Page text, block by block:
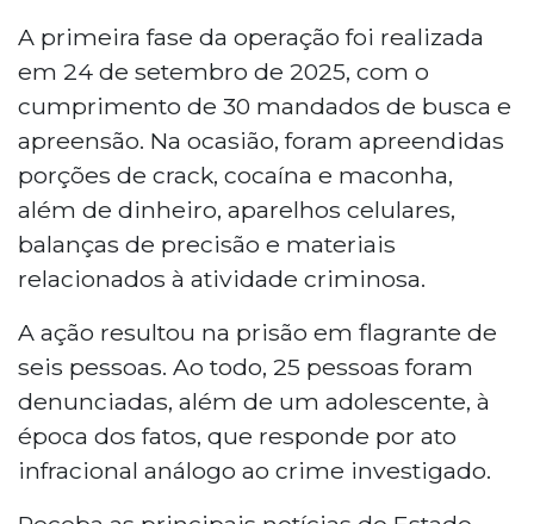
A primeira fase da operação foi realizada
em 24 de setembro de 2025, com o
cumprimento de 30 mandados de busca e
apreensão. Na ocasião, foram apreendidas
porções de crack, cocaína e maconha,
além de dinheiro, aparelhos celulares,
balanças de precisão e materiais
relacionados à atividade criminosa.
A ação resultou na prisão em flagrante de
seis pessoas. Ao todo, 25 pessoas foram
denunciadas, além de um adolescente, à
época dos fatos, que responde por ato
infracional análogo ao crime investigado.